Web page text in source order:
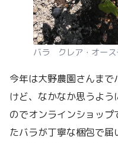
バラ クレア・オース
今年は大野農園さんま
けど、なかなか思うよ
のでオンラインショッ
たバラが丁寧な梱包で